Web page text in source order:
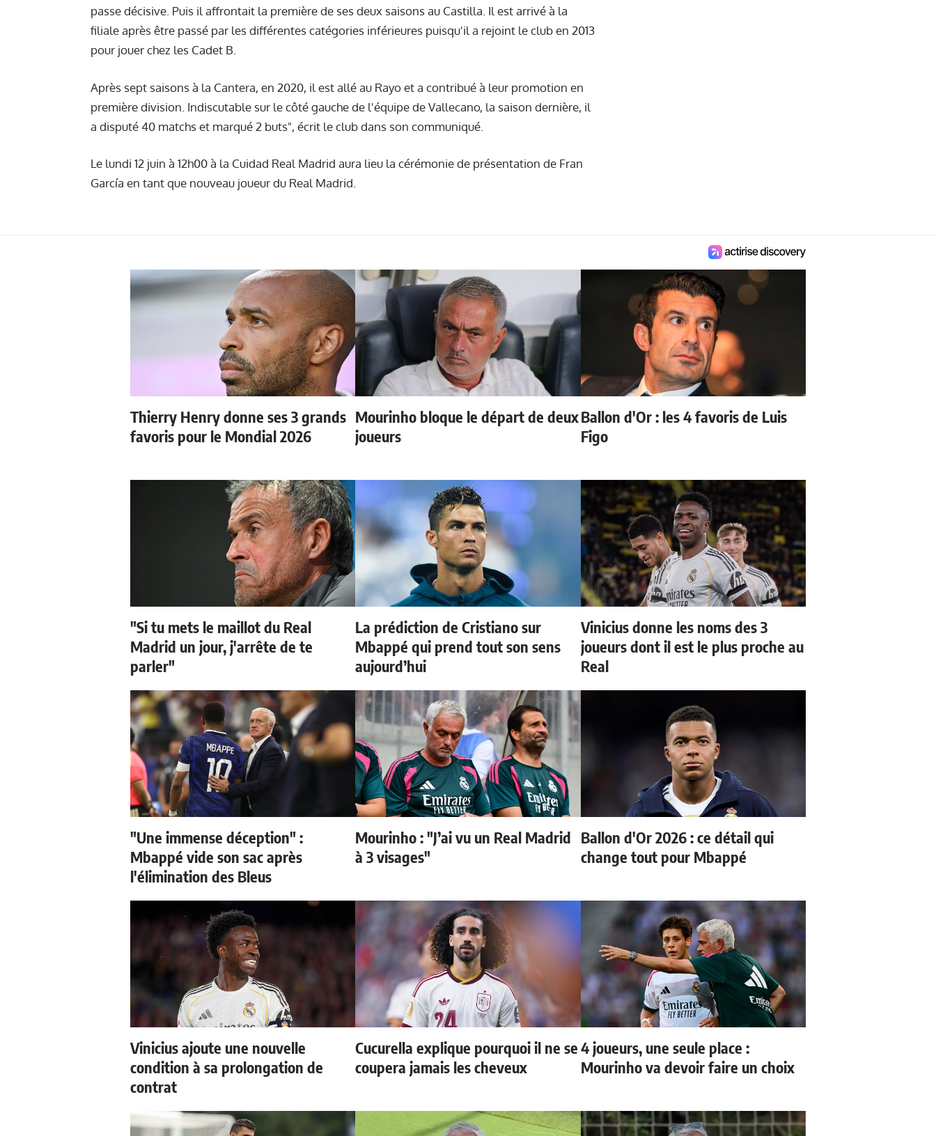
passe décisive. Puis il affrontait la première de ses deux saisons au Castilla. Il est arrivé à la
filiale après être passé par les différentes catégories inférieures puisqu'il a rejoint le club en 2013
pour jouer chez les Cadet B.
Après sept saisons à la Cantera, en 2020, il est allé au Rayo et a contribué à leur promotion en
première division. Indiscutable sur le côté gauche de l'équipe de Vallecano, la saison dernière, il
a disputé 40 matchs et marqué 2 buts", écrit le club dans son communiqué.
Le lundi 12 juin à 12h00 à la Cuidad Real Madrid aura lieu la cérémonie de présentation de Fran
García en tant que nouveau joueur du Real Madrid.
Thierry Henry donne ses 3 grands
favoris pour le Mondial 2026
Mourinho bloque le départ de deux
joueurs
Ballon d'Or : les 4 favoris de Luis
Figo
"Si tu mets le maillot du Real
Madrid un jour, j'arrête de te
parler"
La prédiction de Cristiano sur
Mbappé qui prend tout son sens
aujourd’hui
Vinicius donne les noms des 3
joueurs dont il est le plus proche au
Real
"Une immense déception" :
Mbappé vide son sac après
l'élimination des Bleus
Mourinho : "J’ai vu un Real Madrid
à 3 visages"
Ballon d'Or 2026 : ce détail qui
change tout pour Mbappé
Vinicius ajoute une nouvelle
condition à sa prolongation de
contrat
Cucurella explique pourquoi il ne se
coupera jamais les cheveux
4 joueurs, une seule place :
Mourinho va devoir faire un choix